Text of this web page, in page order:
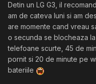
Detin un LG G3, il
am de cateva luni si am
are momente cand vreau
o secunda se blocheaza
telefoane scurte, 45 de
pornit si 20 de minute pe
bateriile